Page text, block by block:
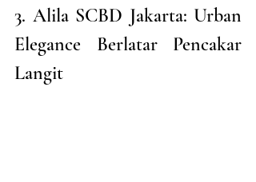
3. Alila SCBD Jakarta: Urban
Elegance Berlatar Pencakar
Langit